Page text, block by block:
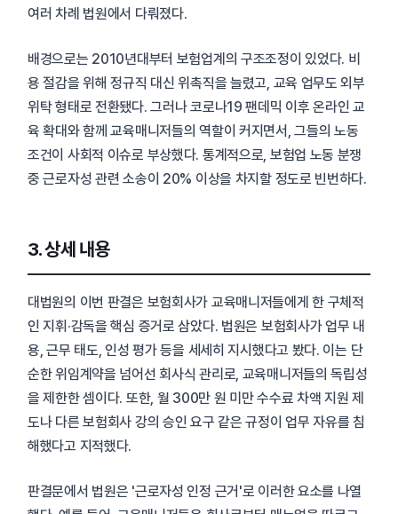
여러 차례 법원에서 다뤄졌다.
배경으로는 2010년대부터 보험업계의 구조조정이 있었다. 비
용 절감을 위해 정규직 대신 위촉직을 늘렸고, 교육 업무도 외부
위탁 형태로 전환됐다. 그러나 코로나19 팬데믹 이후 온라인 교
육 확대와 함께 교육매니저들의 역할이 커지면서, 그들의 노동
조건이 사회적 이슈로 부상했다. 통계적으로, 보험업 노동 분쟁
중 근로자성 관련 소송이 20% 이상을 차지할 정도로 빈번하다.
3. 상세 내용
대법원의 이번 판결은 보험회사가 교육매니저들에게 한 구체적
인 지휘·감독을 핵심 증거로 삼았다. 법원은 보험회사가 업무 내
용, 근무 태도, 인성 평가 등을 세세히 지시했다고 봤다. 이는 단
순한 위임계약을 넘어선 회사식 관리로, 교육매니저들의 독립성
을 제한한 셈이다. 또한, 월 300만 원 미만 수수료 차액 지원 제
도나 다른 보험회사 강의 승인 요구 같은 규정이 업무 자유를 침
해했다고 지적했다.
판결문에서 법원은 '근로자성 인정 근거'로 이러한 요소를 나열